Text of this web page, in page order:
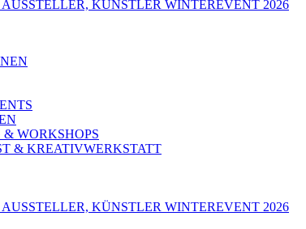
AUSSTELLER, KÜNSTLER WINTEREVENT 2026
WORKSHOPS
& KREATIVWERKSTATT
AUSSTELLER, KÜNSTLER WINTEREVENT 2026